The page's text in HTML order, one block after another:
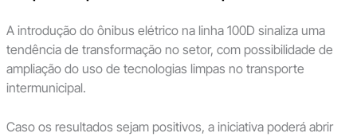
A introdução do ônibus elétrico na linha 100D sinaliza uma
tendência de transformação no setor, com possibilidade de
ampliação do uso de tecnologias limpas no transporte
intermunicipal.
Caso os resultados sejam positivos, a iniciativa poderá abrir